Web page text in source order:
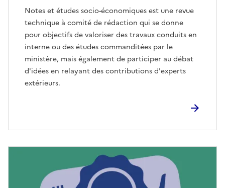
Notes et études socio-économiques est une revue
technique à comité de rédaction qui se donne
pour objectifs de valoriser des travaux conduits en
interne ou des études commanditées par le
ministère, mais également de participer au débat
d'idées en relayant des contributions d'experts
extérieurs.